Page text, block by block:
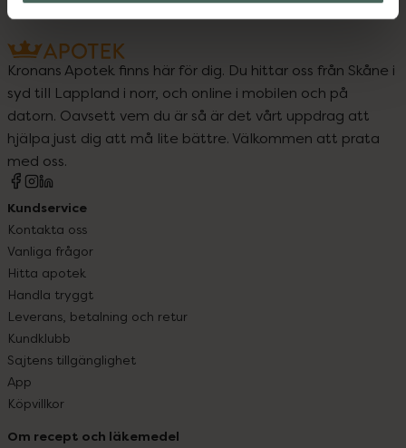
Kronans Apotek finns här för dig. Du hittar oss från Skåne i
syd till Lappland i norr, och online i mobilen och på
datorn. Oavsett vem du är så är det vårt uppdrag att
hjälpa just dig att må lite bättre. Välkommen att prata
med oss.
Kundservice
Kontakta oss
Vanliga frågor
Hitta apotek
Handla tryggt
Leverans, betalning och retur
Kundklubb
Sajtens tillgänglighet
App
Köpvillkor
Om recept och läkemedel